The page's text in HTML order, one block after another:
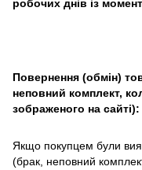
робочих днів із
Повернення (обмін)
неповний комплект,
зображеного на сайті):
Якщо покупцем були
(брак, неповний